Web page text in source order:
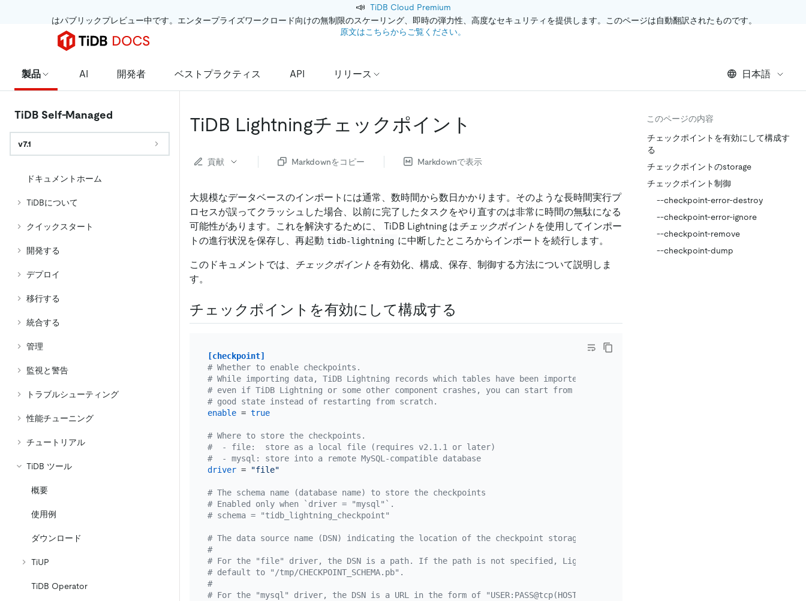
📣 TiDB Cloud Premium
はパブリックプレビュー中です。エンタープライズワークロード向けの無制限のスケーリング、即時の弾力性、高度なセキュリティを提供します。このページは自動翻訳されたものです。
原文はこちらからご覧ください。
製品 AI 開発者 ベストプラクティス API リリース 日本語
TiDB Self-Managed
v7.1
ドキュメントホーム
TiDBについて
クイックスタート
開発する
デプロイ
移行する
統合する
管理
監視と警告
トラブルシューティング
性能チューニング
チュートリアル
TiDB ツール
概要
使用例
ダウンロード
TiUP
TiDB Operator
TiDB Lightningチェックポイント
貢献 Markdownをコピー Markdownで表示
大規模なデータベースのインポートには通常、数時間から数日かかります。そのような長時間実行プ
ロセスが誤ってクラッシュした場合、以前に完了したタスクをやり直すのは非常に時間の無駄になる
可能性があります。これを解決するために、 TiDB Lightning はチェックポイント を使用してインポー
トの進行状況を保存し、再起動 tidb-lightning に中断したところからインポートを続行します。
このドキュメントでは、 チェックポイントを有効化、構成、保存、制御する方法について説明しま
す。
チェックポイントを有効にして構成する
[checkpoint]
# Whether to enable checkpoints.
# While importing data, TiDB Lightning records which tables have been imported, so
# even if TiDB Lightning or some other component crashes, you can start from a known
# good state instead of restarting from scratch.
enable = true
# Where to store the checkpoints.
#  - file:  store as a local file (requires v2.1.1 or later)
#  - mysql: store into a remote MySQL-compatible database
driver = "file"
# The schema name (database name) to store the checkpoints
# Enabled only when `driver = "mysql"`.
# schema = "tidb_lightning_checkpoint"
# The data source name (DSN) indicating the location of the checkpoint storage.
#
# For the "file" driver, the DSN is a path. If the path is not specified, Lightning would
# default to "/tmp/CHECKPOINT_SCHEMA.pb".
#
# For the "mysql" driver, the DSN is a URL in the form of "USER:PASS@tcp(HOST:PORT)/".
このページの内容
チェックポイントを有効にして構成す
る
チェックポイントのstorage
チェックポイント制御
--checkpoint-error-destroy
--checkpoint-error-ignore
--checkpoint-remove
--checkpoint-dump